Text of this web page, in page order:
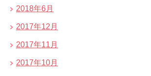
2018年6月
2017年12月
2017年11月
2017年10月